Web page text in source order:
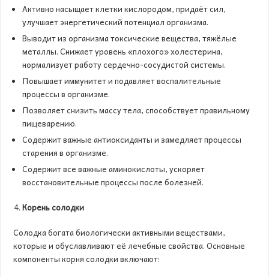
Активно насыщает клетки кислородом, придаёт сил,
улучшает энергетический потенциал организма.
Выводит из организма токсические вещества, тяжёлые
металлы. Снижает уровень «плохого» холестерина,
нормализует работу сердечно-сосудистой системы.
Повышает иммунитет и подавляет воспалительные
процессы в организме.
Позволяет снизить массу тела, способствует правильному
пищеварению.
Содержит важные антиоксиданты и замедляет процессы
старения в организме.
Содержит все важные аминокислоты, ускоряет
восстановительные процессы после болезней.
Корень солодки
Солодка богата биологически активными веществами,
которые и обуславливают её лечебные свойства. Основные
компоненты корня солодки включают: